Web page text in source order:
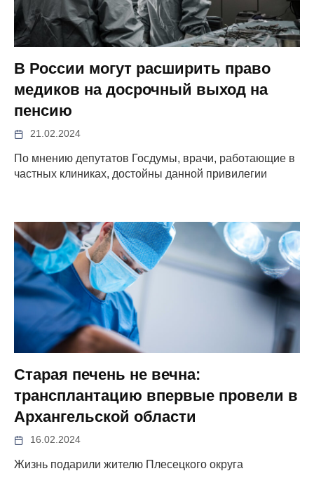
В России могут расширить право
медиков на досрочный выход на
пенсию
21.02.2024
По мнению депутатов Госдумы, врачи, работающие в
частных клиниках, достойны данной привилегии
Старая печень не вечна:
трансплантацию впервые провели в
Архангельской области
16.02.2024
Жизнь подарили жителю Плесецкого округа